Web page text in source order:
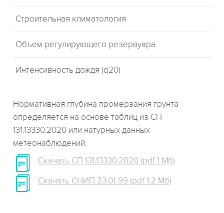
Строительная климатология
Объем регулирующего резервуара
Интенсивность дождя (q20)
Нормативная глубина промерзания грунта
определяется на основе таблиц из СП
131.13330.2020 или натурных данных
метеонаблюдений.
Скачать СП 131.13330.2020 (pdf 1 Мб)
Скачать СНИП 23.01-99 (pdf 1.2 Мб)